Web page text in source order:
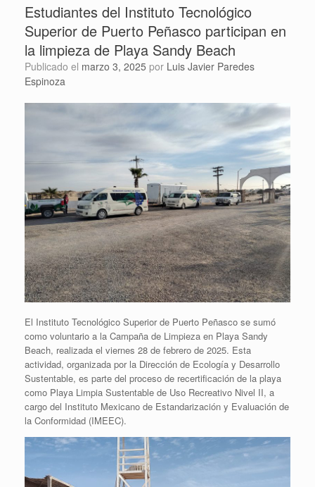
Estudiantes del Instituto Tecnológico
Superior de Puerto Peñasco participan en
la limpieza de Playa Sandy Beach
Publicado el marzo 3, 2025 por Luis Javier Paredes
Espinoza
El Instituto Tecnológico Superior de Puerto Peñasco se sumó
como voluntario a la Campaña de Limpieza en Playa Sandy
Beach, realizada el viernes 28 de febrero de 2025. Esta
actividad, organizada por la Dirección de Ecología y Desarrollo
Sustentable, es parte del proceso de recertificación de la playa
como Playa Limpia Sustentable de Uso Recreativo Nivel II, a
cargo del Instituto Mexicano de Estandarización y Evaluación de
la Conformidad (IMEEC).